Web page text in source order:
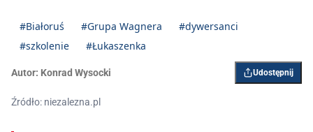
#Białoruś #Grupa Wagnera
#dywersanci
#szkolenie
#Łukaszenka
Autor: Konrad Wysocki Udostępnij
Źródło: niezalezna.pl